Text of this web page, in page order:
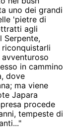
uno dei grandi
'pietre di
agli
Serpente,
in cammino
dove
ma viene
Japara
procede
tempeste di